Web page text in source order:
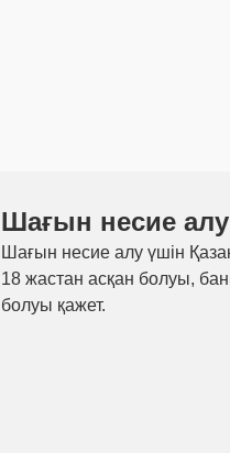
Шағын несие
Шағын несие алу үшін
18 жастан асқан болуы,
болуы қажет.